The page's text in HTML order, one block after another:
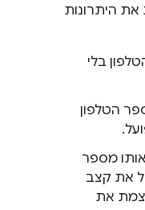
את היתרונות
בלי
הטלפון
מספר
את קצב
את